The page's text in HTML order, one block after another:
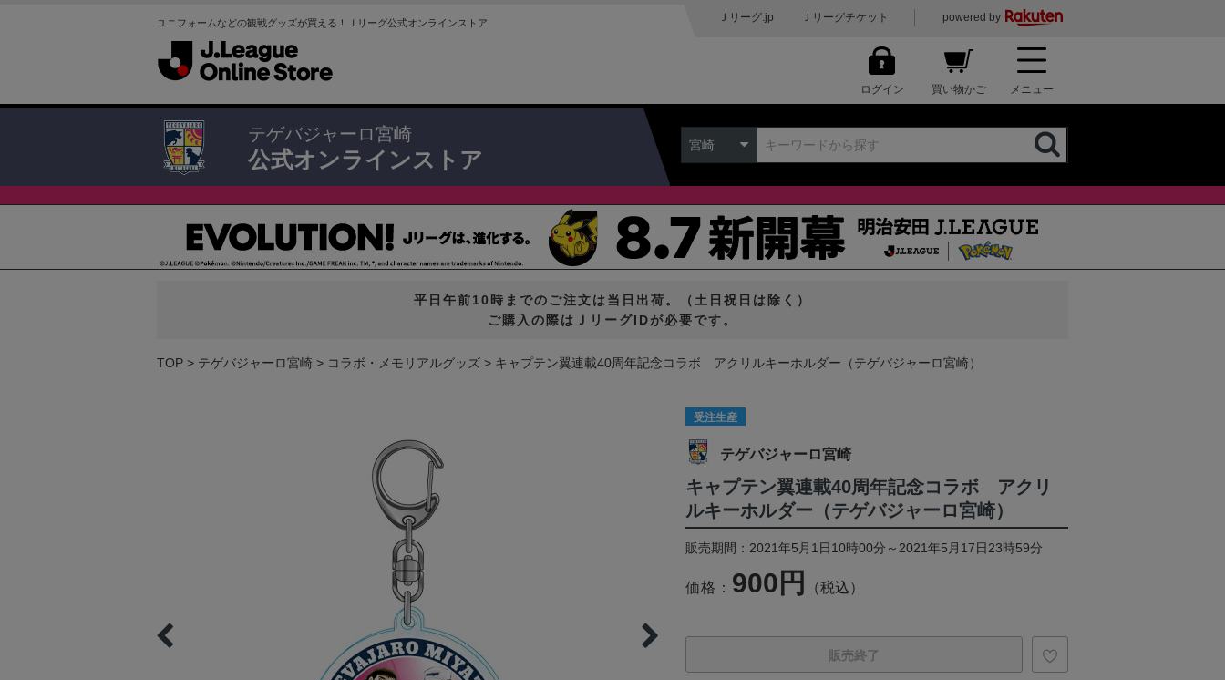
ユニフォームなどの観戦グッズが買える！Ｊリーグ公式オンラインストア Ｊリーグ.jp Ｊリーグチケット powered by
ログイン 買い物かご メニュー
テゲバジャーロ宮崎
公式オンラインストア
宮崎
平日午前10時までのご注文は当日出荷。（土日祝日は除く）
ご購入の際はＪリーグIDが必要です。
TOP テゲバジャーロ宮崎 コラボ・メモリアルグッズ キャプテン翼連載40周年記念コラボ アクリルキーホルダー（テゲバジャーロ宮崎）
受注生産
テゲバジャーロ宮崎
キャプテン翼連載40周年記念コラボ アクリ
ルキーホルダー（テゲバジャーロ宮崎）
販売期間：2021年5月1日10時00分～2021年5月17日23時59分
価格： 900円 （税込）
販売終了